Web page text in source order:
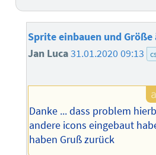
Sprite einbauen und Größe
Jan Luca31.01.2020 09:13
Danke ... dass problem
andere icons eingebaut
haben Gruß zurück